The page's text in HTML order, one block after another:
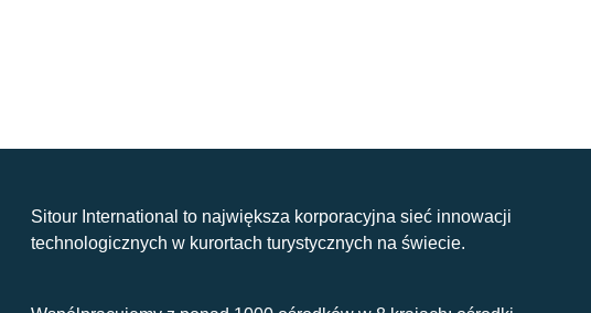
Sitour International to największa korporacyjna sieć innowacji
technologicznych w kurortach turystycznych na świecie.